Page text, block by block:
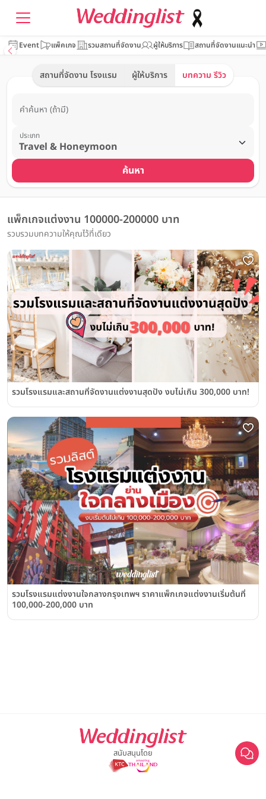
Event แพ็คเกจ รวมสถานที่จัดงาน ผู้ให้บริการ สถานที่จัดงานแนะนำ
สถานที่จัดงาน โรงแรม ผู้ให้บริการ บทความ รีวิว
คำค้นหา (ถ้ามี)
ประเภท
ค้นหา
แพ็กเกจแต่งงาน 100000-200000 บาท
รวบรวมบทความให้คุณไว้ที่เดียว
รวมโรงแรมและสถานที่จัดงานแต่งงานสุดปัง งบไม่เกิน 300,000 บาท!
รวมโรงแรมแต่งงานใจกลางกรุงเทพฯ ราคาแพ็กเกจแต่งงานเริ่มต้นที่
100,000-200,000 บาท
สนับสนุนโดย